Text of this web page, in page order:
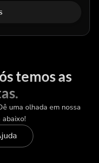
temos as
uma olhada em nossa
abaixo!